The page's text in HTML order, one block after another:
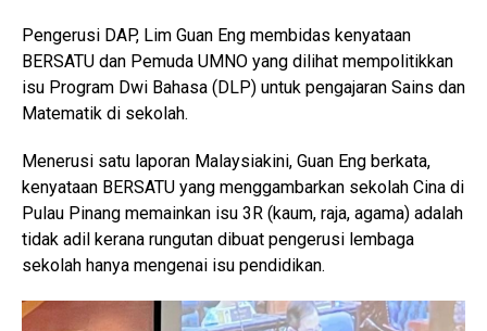
Pengerusi DAP, Lim Guan Eng membidas kenyataan
BERSATU dan Pemuda UMNO yang dilihat mempolitikkan
isu Program Dwi Bahasa (DLP) untuk pengajaran Sains dan
Matematik di sekolah.
Menerusi satu laporan Malaysiakini, Guan Eng berkata,
kenyataan BERSATU yang menggambarkan sekolah Cina di
Pulau Pinang memainkan isu 3R (kaum, raja, agama) adalah
tidak adil kerana rungutan dibuat pengerusi lembaga
sekolah hanya mengenai isu pendidikan.